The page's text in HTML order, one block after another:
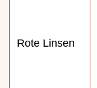
Rote Linsen